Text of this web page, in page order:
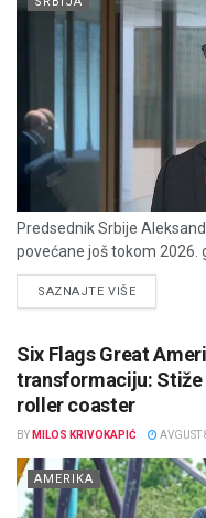
Predsednik Srbije
povećane još tokom 2026.
SAZNAJTE VIŠEDETAILS
Six Flags Great
transformaciju:
roller coaster
BY MILOS KRIVOKAPIĆ AVGUST
AMERIKA